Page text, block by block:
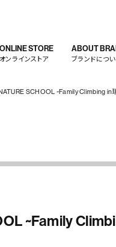
ONLINE STORE
オンラインストア
ABOUT
ブランドにつ
SCHOOL ~Family Climbing in
~Family